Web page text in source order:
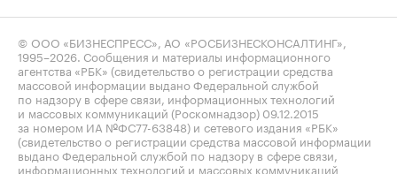
© ООО «БИЗНЕСПРЕСС», АО «РОСБИЗНЕСКОНСАЛТИНГ»,
1995–2026 . Сообщения и материалы информационного
агентства «РБК» (свидетельство о регистрации средства
массовой информации выдано Федеральной службой
по надзору в сфере связи, информационных технологий
и массовых коммуникаций (Роскомнадзор) 09.12.2015
за номером ИА №ФС77-63848) и сетевого издания «РБК»
(свидетельство о регистрации средства массовой информации
выдано Федеральной службой по надзору в сфере связи,
информационных технологий и массовых коммуникаций